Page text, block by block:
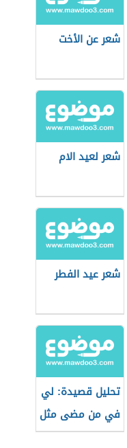
شعر عن الأخت
شعر لعيد الام
شعر عيد الفطر
تحليل قصيدة: لي
في من مضى مثل
للبارودي